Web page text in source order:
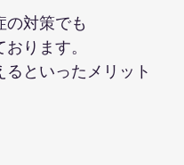
の対策でも
ります。
るといったメリット